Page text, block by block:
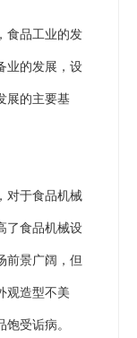
食品工业的发
业的发展，设
展的主要基
于食品机械
了食品机械设
前景广阔，但
观造型不美
受诟病。